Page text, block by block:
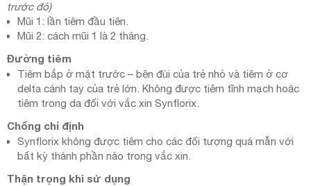
trước đó)
Mũi 1: lần tiêm đầu tiên.
Mũi 2: cách mũi 1 là 2 tháng.
Đường tiêm
Tiêm bắp ở mặt trước – bên đùi của trẻ nhỏ và tiêm ở cơ
delta cánh tay của trẻ lớn. Không được tiêm tĩnh mạch hoăc
tiêm trong da đối với vắc xin Synflorix.
Chống chỉ định
Synflorix không được tiêm cho các đối tượng quá mẫn với
bất kỳ thành phần nào trong vắc xin.
Thận trọng khi sử dụng